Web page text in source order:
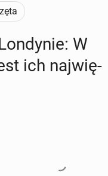
W
ich naj­wię­